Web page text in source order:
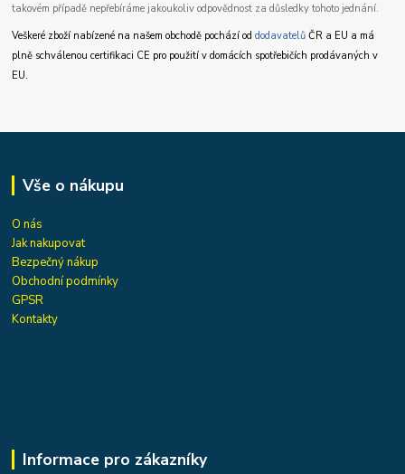
takovém případě nepřebíráme jakoukoliv odpovědnost za důsledky tohoto jednání.
Veškeré zboží nabízené na našem obchodě pochází oddodavatelů ČR a EU a má
plně schválenou certifikaci CE pro použití v domácích spotřebičích prodávaných v
EU.
Vše o nákupu
O nás
Jak nakupovat
Bezpečný nákup
Obchodní podmínky
GPSR
Kontakty
Informace pro zákazníky